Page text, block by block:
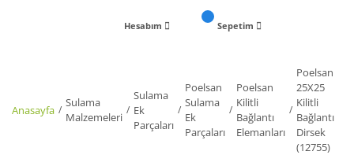
Hesabım Sepetim
Anasayfa
Sulama
Malzemeleri
Sulama
Ek
Parçaları
Poelsan
Sulama
Ek
Parçaları
Poelsan
Kilitli
Bağlantı
Elemanları
Poelsan
25X25
Kilitli
Bağlantı
Dirsek
(12755)